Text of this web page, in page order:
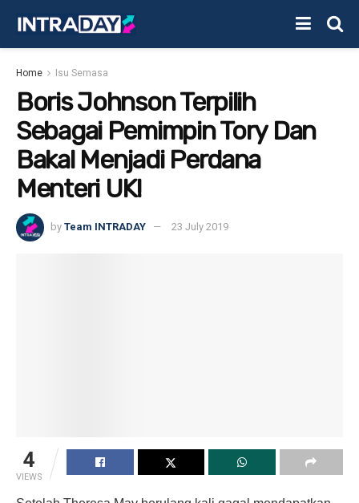
Home Isu Semasa
Boris Johnson Terpilih
Sebagai Pemimpin Tory Dan
Bakal Menjadi Perdana
Menteri UK!
by Team INTRADAY 23 July 2019
4
VIEWS